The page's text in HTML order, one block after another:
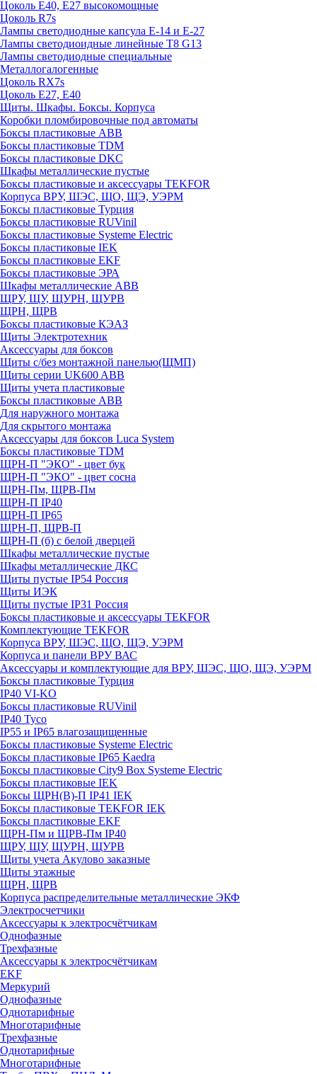
Цоколь Е40, Е27 высокомощные
Цоколь R7s
Лампы светодиодные капсула Е-14 и Е-27
Лампы светодиоидные линейные T8 G13
Лампы светодиодные специальные
Металлогалогенные
Цоколь RX7s
Цоколь Е27, E40
Щиты. Шкафы. Боксы. Корпуса
Коробки пломбировочные под автоматы
Боксы пластиковые ABB
Боксы пластиковые TDM
Боксы пластиковые DKC
Шкафы металлические пустые
Боксы пластиковые и аксессуары TEKFOR
Корпуса ВРУ, ШЭС, ЩО, ЩЭ, УЭРМ
Боксы пластиковые Турция
Боксы пластиковые RUVinil
Боксы пластиковые Systeme Electric
Боксы пластиковые IEK
Боксы пластиковые EKF
Боксы пластиковые ЭРА
Шкафы металлические ABB
ЩРУ, ЩУ, ЩУРН, ЩУРВ
ЩРН, ЩРВ
Боксы пластиковые КЭАЗ
Щиты Электротехник
Аксессуары для боксов
Щиты с/без монтажной панелью(ЩМП)
Щиты серии UK600 ABB
Щиты учета пластиковые
Боксы пластиковые ABB
Для наружного монтажа
Для скрытого монтажа
Аксессуары для боксов Luca System
Боксы пластиковые TDM
ЩРН-П "ЭКО" - цвет бук
ЩРН-П "ЭКО" - цвет сосна
ЩРН-Пм, ЩРВ-Пм
ЩРН-П IP40
ЩРН-П IP65
ЩРН-П, ЩРВ-П
ЩРН-П (б) с белой дверцей
Шкафы металлические пустые
Шкафы металлические ДКС
Щиты пустые IP54 Россия
Щиты ИЭК
Щиты пустые IP31 Россия
Боксы пластиковые и аксессуары TEKFOR
Комплектующие TEKFOR
Корпуса ВРУ, ШЭС, ЩО, ЩЭ, УЭРМ
Корпуса и панели ВРУ ВАС
Аксессуары и комплектующие для ВРУ, ШЭС, ЩО, ЩЭ, УЭРМ
Боксы пластиковые Турция
IP40 VI-KO
Боксы пластиковые RUVinil
IP40 Тусо
IP55 и IP65 влагозащищенные
Боксы пластиковые Systeme Electric
Боксы пластиковые IP65 Kaedra
Боксы пластиковые City9 Box Systeme Electric
Боксы пластиковые IEK
Боксы ЩРН(В)-П IP41 IEK
Боксы пластиковые TEKFOR IEK
Боксы пластиковые EKF
ЩРН-Пм и ЩРВ-Пм IP40
ЩРУ, ЩУ, ЩУРН, ЩУРВ
Щиты учета Акулово заказные
Щиты этажные
ЩРН, ЩРВ
Корпуса распределительные металлические ЭКФ
Электросчетчики
Аксессуары к электросчётчикам
Однофазные
Трехфазные
Аксессуары к электросчётчикам
EKF
Меркурий
Однофазные
Однотарифные
Многотарифные
Трехфазные
Однотарифные
Многотарифные